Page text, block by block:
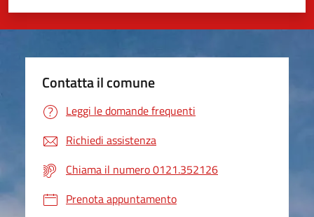
Valuta 5 stelle su 5
Valuta 4 stelle su 5
Valuta 3 stelle su 5
Valuta 2 stelle su 5
Valuta 1 stelle su 5
Contatta il comune
Leggi le domande frequenti
Richiedi assistenza
Chiama il numero 0121.352126
Prenota appuntamento